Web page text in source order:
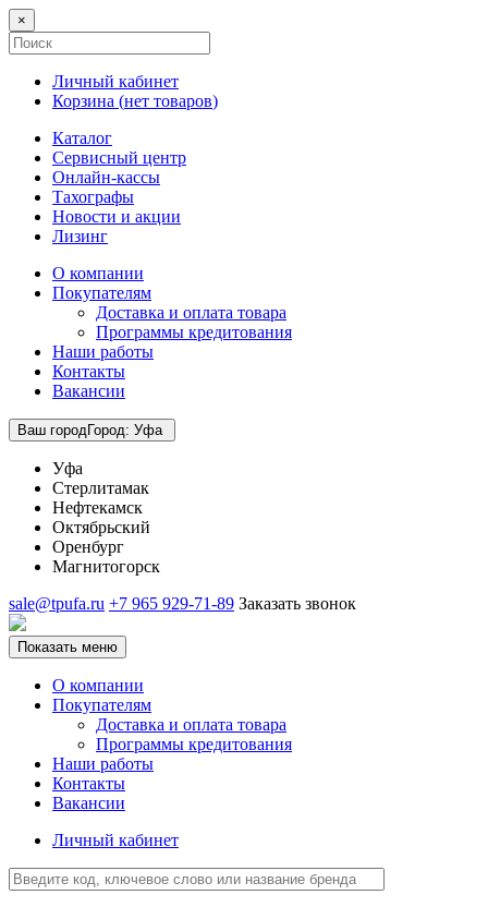
×
Личный кабинет
Корзина (нет товаров)
Каталог
Сервисный центр
Онлайн-кассы
Тахографы
Новости и акции
Лизинг
О компании
Покупателям
Доставка и оплата товара
Программы кредитования
Наши работы
Контакты
Вакансии
Ваш городГород: Уфа
Уфа
Стерлитамак
Нефтекамск
Октябрьский
Оренбург
Магнитогорск
sale@tpufa.ru +7 965 929-71-89 Заказать звонок
Показать меню
О компании
Покупателям
Доставка и оплата товара
Программы кредитования
Наши работы
Контакты
Вакансии
Личный кабинет